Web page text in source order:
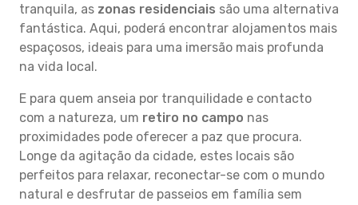
tranquila, as zonas residenciais são uma alternativa
fantástica. Aqui, poderá encontrar alojamentos mais
espaçosos, ideais para uma imersão mais profunda
na vida local.
E para quem anseia por tranquilidade e contacto
com a natureza, um retiro no campo nas
proximidades pode oferecer a paz que procura.
Longe da agitação da cidade, estes locais são
perfeitos para relaxar, reconectar-se com o mundo
natural e desfrutar de passeios em família sem